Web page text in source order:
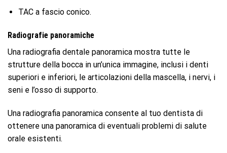
TAC a fascio conico.
Radiografie panoramiche
Una radiografia dentale panoramica mostra tutte le
strutture della bocca in un’unica immagine, inclusi i denti
superiori e inferiori, le articolazioni della mascella, i nervi, i
seni e l’osso di supporto.
Una radiografia panoramica consente al tuo dentista di
ottenere una panoramica di eventuali problemi di salute
orale esistenti.